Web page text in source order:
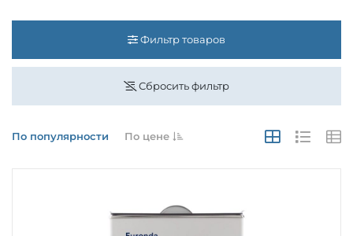
Фильтр товаров
Сбросить фильтр
По популярности По цене